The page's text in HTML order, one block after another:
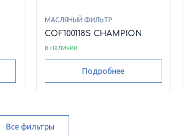
МАСЛЯНЫЙ ФИЛЬТР
COF100118S CHAMPION
в наличии
Подробнее
Все фильтры